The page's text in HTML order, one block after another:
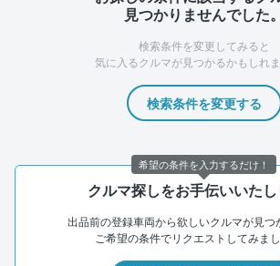
見つかりませんでした。
検索条件を変更してみると
気に入るクルマが見つかるかもしれま
検索条件を変更する
クルマ探しをお手伝いいたし
出品前の登録車両から欲しいクルマが見つ
ご希望の条件でリクエストしてみまし
希望の条件を入力するだけ！